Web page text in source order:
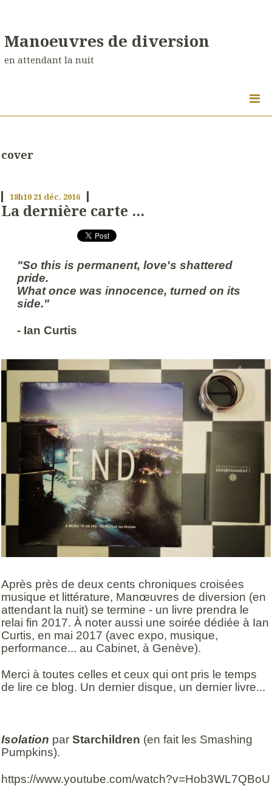
Manoeuvres de diversion
en attendant la nuit
cover
18h10 21 déc. 2016
La dernière carte ...
"So this is permanent, love's shattered
pride.
What once was innocence, turned on its
side."
- Ian Curtis
Après près de deux cents chroniques croisées
musique et littérature, Manœuvres de diversion (en
attendant la nuit) se termine - un livre prendra le
relai fin 2017. À noter aussi une soirée dédiée à Ian
Curtis, en mai 2017 (avec expo, musique,
performance... au Cabinet, à Genève).
Merci à toutes celles et ceux qui ont pris le temps
de lire ce blog. Un dernier disque, un dernier livre...
Isolation par Starchildren (en fait les Smashing
Pumpkins).
https://www.youtube.com/watch?v=Hob3WL7QBoU